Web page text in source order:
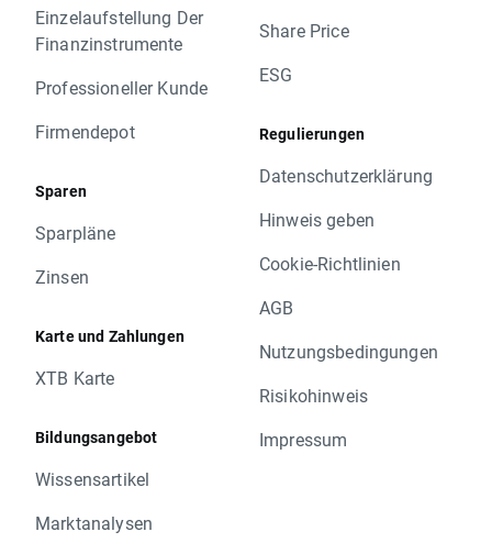
Einzelaufstellung Der
Finanzinstrumente
Professioneller Kunde
Firmendepot
Sparen
Sparpläne
Zinsen
Karte und Zahlungen
XTB Karte
Bildungsangebot
Wissensartikel
Marktanalysen
Share Price
ESG
Regulierungen
Datenschutzerklärung
Hinweis geben
Cookie-Richtlinien
AGB
Nutzungsbedingungen
Risikohinweis
Impressum